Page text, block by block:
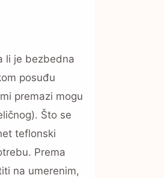
li je bezbedna
posuđu
premazi mogu
Što se
teflonski
Prema
na umerenim,